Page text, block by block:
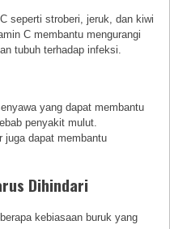
seperti stroberi, jeruk, dan kiwi
C membantu mengurangi
tubuh terhadap infeksi.
yang dapat membantu
penyakit mulut.
juga dapat membantu
Dihindari
kebiasaan buruk yang